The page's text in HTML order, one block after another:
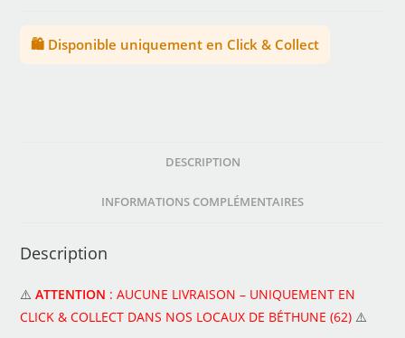
🛍️ Disponible uniquement en Click & Collect
DESCRIPTION
INFORMATIONS COMPLÉMENTAIRES
Description
⚠️ATTENTION : AUCUNE LIVRAISON – UNIQUEMENT EN
CLICK & COLLECT DANS NOS LOCAUX DE BÉTHUNE (62) ⚠️